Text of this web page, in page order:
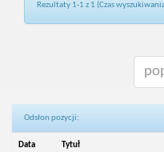
Rezultaty 1-1 z 1 (Czas
Odsłon pozycji:
Data
Tytuł